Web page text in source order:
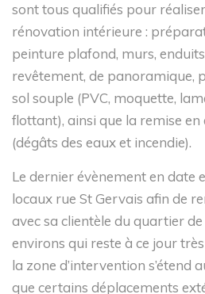
sont tous qualifiés pour
rénovation intérieure :
peinture plafond, murs,
revêtement, de panoramique,
sol souple (PVC, moquette,
flottant), ainsi que la remise
(dégâts des eaux et incendie).
Le dernier évènement en date
locaux rue St Gervais afin de
avec sa clientèle du quartier de
environs qui reste à ce jour
la zone d’intervention s’étend
que certains déplacements